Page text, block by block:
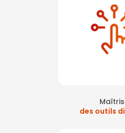
des outils